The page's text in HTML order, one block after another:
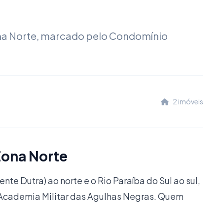
Norte, marcado pelo Condomínio
2 imóveis
Norte
Dutra) ao norte e o Rio Paraíba do Sul ao sul,
Militar das Agulhas Negras. Quem